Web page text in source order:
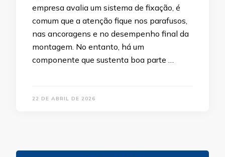
empresa avalia um sistema de fixação, é
comum que a atenção fique nos parafusos,
nas ancoragens e no desempenho final da
montagem. No entanto, há um
componente que sustenta boa parte …
22 DE ABRIL DE 2026